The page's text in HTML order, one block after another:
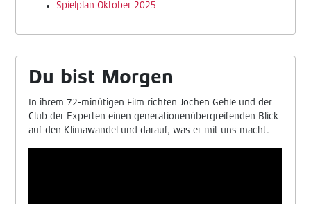
Spielplan Oktober 2025
Du bist Morgen
In ihrem 72-minütigen Film richten Jochen Gehle und der
Club der Experten einen generationenübergreifenden Blick
auf den Klimawandel und darauf, was er mit uns macht.